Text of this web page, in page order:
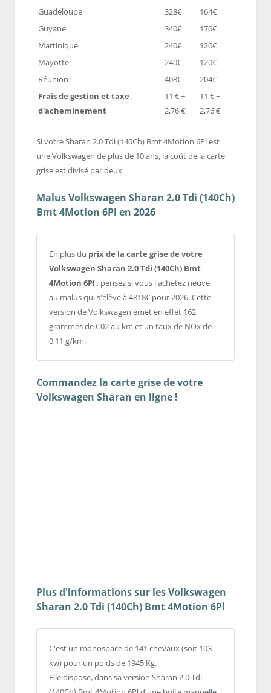
Guadeloupe 328€
164€
Guyane
340€
170€
Martinique
240€
120€
Mayotte
240€
120€
Réunion
408€
204€
Frais de gestion et taxe
d'acheminement
11 € +
2,76 €
11 € +
2,76 €
Si votre Sharan 2.0 Tdi (140Ch) Bmt 4Motion 6Pl est
une Volkswagen de plus de 10 ans, la coût de la carte
grise est divisé par deux.
Malus Volkswagen Sharan 2.0 Tdi (140Ch)
Bmt 4Motion 6Pl en 2026
En plus du prix de la carte grise de votre
Volkswagen Sharan 2.0 Tdi (140Ch) Bmt
4Motion 6Pl , pensez si vous l'achetez neuve,
au malus qui s'élève à 4818€ pour 2026. Cette
version de Volkswagen émet en effet 162
grammes de C02 au km et un taux de NOx de
0,11 g/km.
Commandez la carte grise de votre
Volkswagen Sharan en ligne !
Plus d'informations sur les Volkswagen
Sharan 2.0 Tdi (140Ch) Bmt 4Motion 6Pl
C'est un monospace de 141 chevaux (soit 103
kw) pour un poids de 1945 Kg.
Elle dispose, dans sa version Sharan 2.0 Tdi